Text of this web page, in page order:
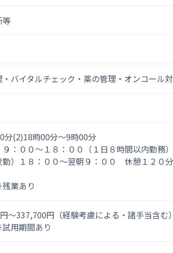
等
・バイタルチェック・薬の管理・オンコール
分(2)18時00分～9時00分
：００（１日８時間以内勤務） 休
）１８：００～翌朝９：００ 休憩１２０
り
～337,700円（経験考慮による・諸手当含む
あり